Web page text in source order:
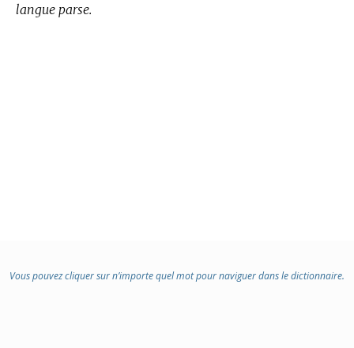
langue parse.
Vous pouvez cliquer sur n’importe quel mot pour naviguer dans le dictionnaire.